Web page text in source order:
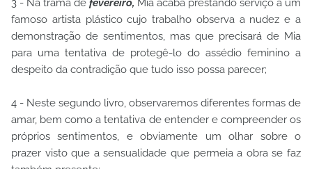
3 - Na trama de fevereiro, Mia acaba prestando serviço a um
famoso artista plástico cujo trabalho observa a nudez e a
demonstração de sentimentos, mas que precisará de Mia
para uma tentativa de protegê-lo do assédio feminino a
despeito da contradição que tudo isso possa parecer;
4 - Neste segundo livro, observaremos diferentes formas de
amar, bem como a tentativa de entender e compreender os
próprios sentimentos, e obviamente um olhar sobre o
prazer visto que a sensualidade que permeia a obra se faz